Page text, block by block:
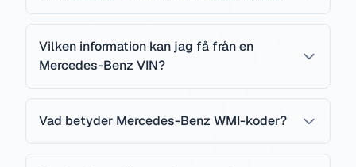
Vilken information kan jag få från en
Mercedes-Benz VIN?
Vad betyder Mercedes-Benz WMI-koder?